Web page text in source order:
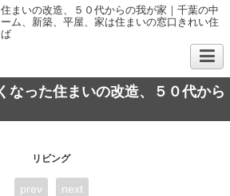
まいの改造、５０代からの我が家｜千葉の中
ム、新築、平屋、家は住まいの窓口きれい住
なった住まいの改造、５０代から
リビング
prev next